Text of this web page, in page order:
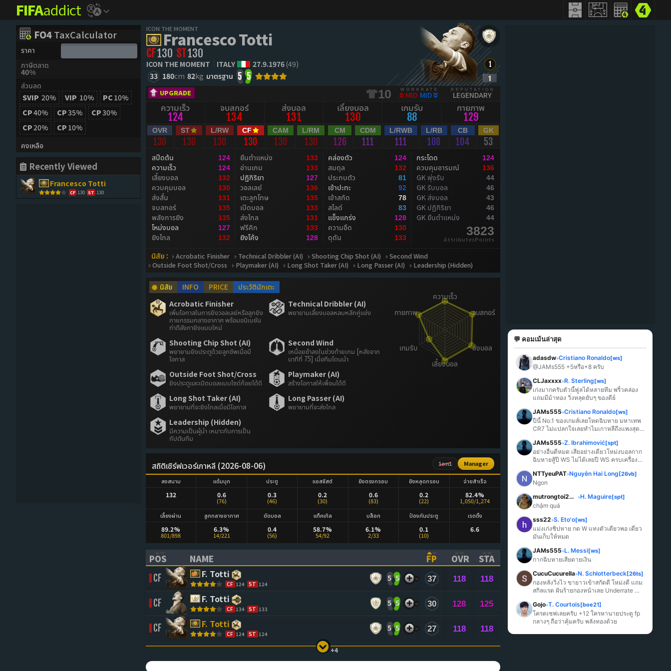
FIFAaddict
FO4TaxCalculator
ราคา
ภาษีตลาด
40%
ส่วนลด
SVIP 20% VIP 10% PC 10%
CP40% CP35% CP30%
CP20% CP 10%
คงเหลือ
Recently Viewed
Francesco Totti
CF 130 ST 130
ICON THE MOMENT
Francesco Totti
CF130 ST130
ICON THE MOMENT ITALY 27.9.1976(49)
33 180cm 82kg มาตรฐาน 5 5
UPGRADE 10 WORKRATE
MID MID
REPUTATION
LEGENDARY
ความเร็ว
124
จบสกอร์
134
ส่งบอล
131
เลี้ยงบอล
130
เกมรับ
88
กายภาพ
129
OVR
130
ST
130
L/RW
130
CF
130
CAM
130
L/RM
130
CM
126
CDM
111
L/RWB
111
L/RB
108
CB
104
GK
53
สปีดต้น 124
ความเร็ว 124
เลี้ยงบอล 132
ควบคุมบอล 130
ส่งสั้น 131
จบสกอร์ 135
พลังการยิง 135
โหม่งบอล 127
ยิงไกล 132
ยืนตำแหน่ง 133
อ่านเกม 133
ปฏิกิริยา 127
วอลเลย์ 136
เตะลูกโทษ 135
เปิดบอล 133
ส่งไกล 131
ฟรีคิก 133
ยิงโค้ง 128
คล่องตัว 124
สมดุล 132
ประกบตัว 81
เข้าปะทะ 92
เข้าสกัด 78
สไลด์ 83
แข็งแกร่ง 128
ความอึด 130
ดุดัน 133
กระโดด 124
ควบคุมอารมณ์ 136
GK พุ่งรับ 44
GK รับบอล 46
GK ส่งบอล 43
GK ปฏิกิริยา 46
GK ยืนตำแหน่ง 44
3823
AttributesPoints
นิสัย : Acrobatic Finisher Technical Dribbler (AI) Shooting Chip Shot (AI)
Second Wind
Outside Foot Shot/Cross
Playmaker (AI) Long Shot Taker (AI) Long Passer (AI) Leadership (Hidden)
นิสัย INFO PRICE
ประวัตินักเตะ
Acrobatic Finisher
เพิ่มโอกาสในการยิงวอลเลย์หรือลูกยิง
กายกรรมกลางอากาศ พร้อมอนิเมชัน
ท่าตีลังกายิงแบบใหม่
Technical Dribbler (AI)
พยายามเลี้ยงบอลหลบหลีกคู่แข่ง
Shooting Chip Shot (AI)
พยายามยิงประตูด้วยลูกชิพเมื่อมี
โอกาส
Second Wind
เหนื่อยช้าลงในช่วงท้ายเกม [หลังจาก
นาทีที่ 75] เมื่อทีมโดนนำ
Outside Foot Shot/Cross
ยิงประตูและเปิดบอลแบบไซด์ก้อยได้ดี
Playmaker (AI)
สร้างโอกาสให้เพื่อนได้ดี
Long Shot Taker (AI)
พยายามที่จะยิงไกลเมื่อมีโอกาส
Long Passer (AI)
พยายามที่จะส่งไกล
Leadership (Hidden)
มีความเป็นผู้นำ เหมาะกับการเป็น
กัปตันทีม
สถิติเซิร์ฟเวอร์เกาหลี (2026-08-06) 1on1 Manager
ลงสนาม
132
แต้มบุก
0.6
(76)
ประตู
0.3
(46)
แอสซิสต์
0.2
(30)
ยิงตรงกรอบ
0.6
(83)
ยิงหลุดกรอบ
0.2
(22)
จ่ายสำเร็จ
82.4%
1,050/1,274
เลี้ยงผ่าน
89.2%
801/898
ลูกกลางอากาศ
6.3%
14/221
ตัดบอล
0.4
(56)
แท็คเกิล
58.7%
54/92
บล็อก
6.1%
2/33
ป้องกันประตู
0.1
(10)
เรตติ้ง
6.6
POS
(CLICK TO SORT ASCENDING)
NAME
(CLICK TO SORT ASCENDING)
FP
(CLICK TO SORT ASCENDING)
OVR
(CLICK TO SORT ASCENDING)
STA
(CLICK TO SORT ASCENDING)
CF F. Totti
CF 124 ST 124
5 5 37 118 118
CF F. Totti
CF 134 ST 133
5 5 30 128 125
CF F. Totti
CF 124 ST 124
5 5 27 118 118
+4
💬 คอมเม้นล่าสุด
adasdw»Cristiano Ronaldo[ws]
@JAMs555 +5หรือ+8 ครับ
CLJaxxxx»R. Sterling[ws]
เก่งมากครับตัวนี้ฟูลได้หลายทีม พริ้วคล่อง
แถมมีม้าทอง วิ่งหลุดยับๆ ของดีย์
JAMs555»Cristiano Ronaldo[ws]
ปีนี้ No.1 ของเกมส์เลยโหดฉิบหาย มหาเทพ
CR7 ไม่แปลกใจเลยทำไมเกาหลีถึงแพงสุด
JAMs555»Z. Ibrahimović[spt]
อย่างอื่นดีหมด เสียอย่างเดียวโหม่งบอลกาก
ฉิบหายสู้ปี WS ไม่ได้เลยปี WS ครบเครื่อง
NTTyeuPAT»Nguyễn Hai Long[26vb]
Ngon
mutrongtoi2027
»H. Maguire[spt]
chậm quá
sss22»S. Eto'o[ws]
แม่งเก่งชิปหาย กด W แทงตัวเดียวพอ เดี๋ยว
มันเก็บให้หมด
JAMs555»L. Messi[ws]
กากฉิบหายเสียดายเงิน
CucuCucurella»N. Schlotterbeck[26ts]
กองหลังวิ่งไว ขายาวเข้าสกัดดี โหม่งดี แถม
สกิลแรด ฝันร้ายกองหน้าเลย Underrate
Gojo»T. Courtois[boe21]
โครตเซฟเลยครับ +12 ใครหานายประตู fp
กลางๆ ถือว่าคุ้มครับ พลังทองด้วย